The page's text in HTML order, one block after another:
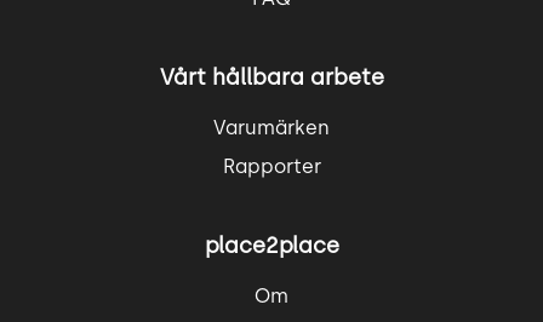
Vårt hållbara arbete
Varumärken
Rapporter
place2place
Om